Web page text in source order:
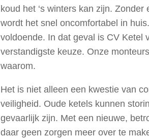
koud het ‘s winters kan zijn. Zonder
wordt het snel oncomfortabel in
voldoende. In dat geval is CV Ketel
verstandigste keuze. Onze
waarom.
Het is niet alleen een kwestie van
veiligheid. Oude ketels kunnen
gevaarlijk zijn. Met een nieuwe,
daar geen zorgen meer over te